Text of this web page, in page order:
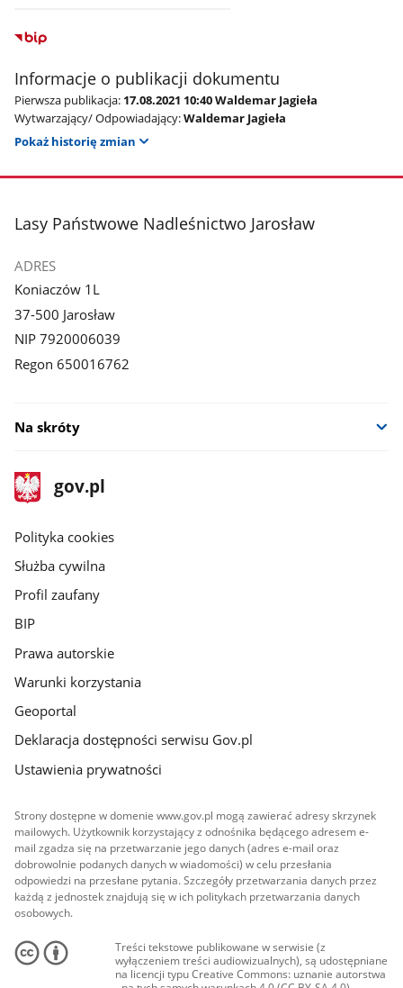
Informacje o publikacji dokumentu
Pierwsza publikacja: 17.08.2021 10:40 Waldemar Jagieła
Wytwarzający/ Odpowiadający:Waldemar Jagieła
Pokaż historię zmian
stopka
Lasy Państwowe Nadleśnictwo Jarosław
ADRES
Koniaczów 1L
37-500 Jarosław
NIP 7920006039
Regon 650016762
Na skróty
stopka
gov.pl
Strona
gov.pl
gov.pl
Polityka cookies
Służba cywilna
Profil zaufany
BIP
Prawa autorskie
Warunki korzystania
Geoportal
Deklaracja dostępności serwisu Gov.pl
Ustawienia prywatności
Strony dostępne w domenie www.gov.pl mogą zawierać adresy skrzynek
mailowych. Użytkownik korzystający z odnośnika będącego adresem e-
mail zgadza się na przetwarzanie jego danych (adres e-mail oraz
dobrowolnie podanych danych w wiadomości) w celu przesłania
odpowiedzi na przesłane pytania. Szczegóły przetwarzania danych przez
każdą z jednostek znajdują się w ich politykach przetwarzania danych
osobowych.
Treści tekstowe publikowane w serwisie (z
wyłączeniem treści audiowizualnych), są udostępniane
na licencji typu Creative Commons: uznanie autorstwa